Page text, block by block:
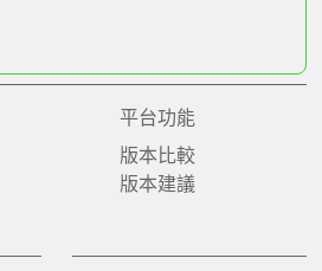
平台功能
版本比較
版本建議